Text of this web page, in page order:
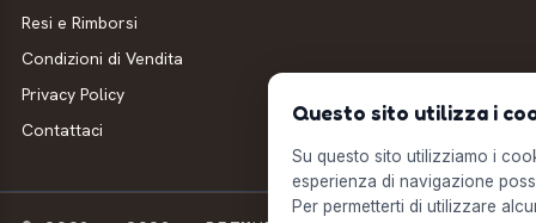
Resi e Rimborsi
Condizioni di Vendita
Privacy Policy
Contattaci
Questo sito utilizza i
Su questo sito utilizziamo i
esperienza di navigazione
Per permetterti di utilizzare